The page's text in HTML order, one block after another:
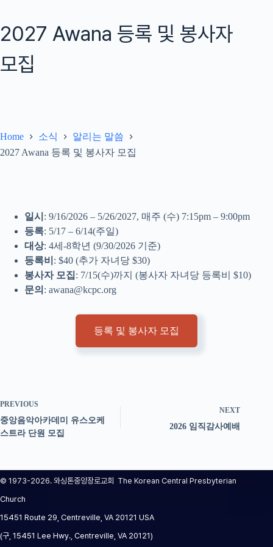
2027 Awana 등록 및 봉사자
모집
Home 소식
알리는 말씀
2027 Awana 등록 및 봉사자 모집
일시 : 9/16/2026 – 5/26/2027, 매주 (수) 7:15pm – 9:00pm
등록: 5/17 – 6/14(주일)
대상: 4세-8학년 (9/30/2026 기준)
등록비 : $40 (추가 자녀당 $30)
봉사자 모집 : 7/15(수)까지 (봉사자 자녀당 등록비 $10)
문의 : awana@kcpc.org
등록 및 봉사자 모집
PREVIOUS
중앙음악아카데미 유스오케
스트라 단원 모집
NEXT
2026 임직감사예배
© 1973-2026. 와싱톤중앙장로교회 The Korean Central Presbyterian
Church
15451 Route 29, Centreville, VA 20121 USA
(구, 15451 Lee Hwy., Centreville, VA 20121)